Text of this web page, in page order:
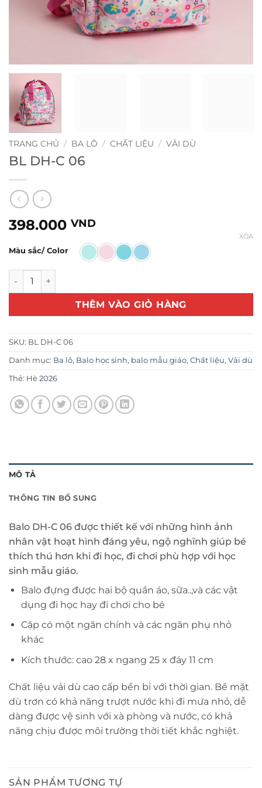
TRANG CHỦ / BA LÔ / CHẤT LIỆU / VẢI DÙ
BL DH-C 06
398.000 VND
Màu sắc/ Color
XÓA
BL DH-C 06 số lượng
THÊM VÀO GIỎ HÀNG
SKU: BL DH-C 06
Danh mục: Ba lô, Balo học sinh, balo mẫu giáo, Chất liệu, Vải dù
Thẻ: Hè 2026
MÔ TẢ
THÔNG TIN BỔ SUNG
Balo DH-C 06 được thiết kế với những hình ảnh
nhân vật hoạt hình đáng yêu, ngộ nghĩnh giúp bé
thích thú hơn khi đi học, đi chơi phù hợp với học
sinh mẫu giáo.
Balo đựng được hai bộ quần áo, sữa..,và các vật
dụng đi học hay đi chơi cho bé
Cặp có một ngăn chính và các ngăn phụ nhỏ
khác
Kích thước: cao 28 x ngang 25 x đáy 11 cm
Chất liệu vải dù cao cấp bền bỉ với thời gian. Bề mặt
dù trơn có khả năng trượt nước khi đi mưa nhỏ, dễ
dàng được vệ sinh với xà phòng và nước, có khả
năng chịu được môi trường thời tiết khắc nghiệt.
SẢN PHẨM TƯƠNG TỰ